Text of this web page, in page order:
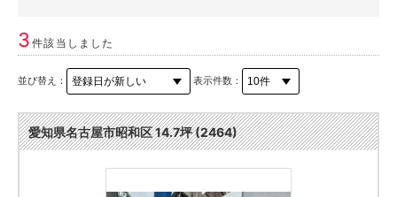
3件該当しました
並び替え： 表示件数：
愛知県名古屋市昭和区 14.7坪 (2464)